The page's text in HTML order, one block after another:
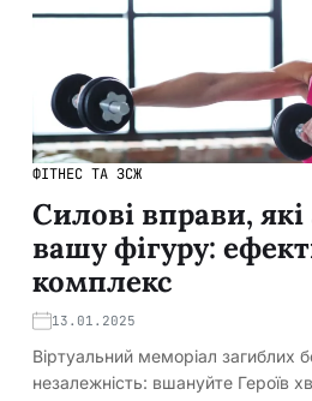
ФІТНЕС ТА ЗСЖ
Силові вправи,
вашу фігуру:
комплекс
13.01.2025
Віртуальний меморіал загиблих
незалежність: вшануйте Героїв